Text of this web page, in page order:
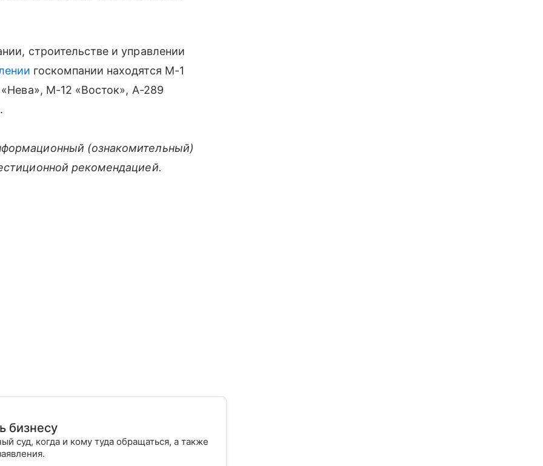
строительстве и управлении
госкомпании находятся М-1
М-12 «Восток», А-289
(ознакомительный)
рекомендацией.
бизнесу
суд, когда и кому туда обращаться, а также